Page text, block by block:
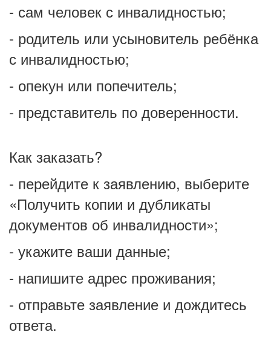
- сам человек с инвалидностью;
- родитель или усыновитель ребёнка
с инвалидностью;
- опекун или попечитель;
- представитель по доверенности.
Как заказать?
- перейдите к заявлению, выберите
«Получить копии и дубликаты
документов об инвалидности»;
- укажите ваши данные;
- напишите адрес проживания;
- отправьте заявление и дождитесь
ответа.